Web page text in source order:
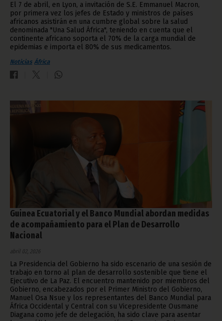
El 7 de abril, en Lyon, a invitación de S.E. Emmanuel Macron,
por primera vez los jefes de Estado y ministros de países
africanos asistirán en una cumbre global sobre la salud
denominada "Una Salud África", teniendo en cuenta que el
continente africano soporta el 70% de la carga mundial de
epidemias e importa el 80% de sus medicamentos.
Noticias África
Guinea Ecuatorial y el Banco Mundial abordan medidas
de acompañamiento para el Plan de Desarrollo
Nacional
abril 02, 2026
La Presidencia del Gobierno ha sido escenario de una sesión de
trabajo en torno al plan de desarrollo sostenible que tiene el
Ejecutivo de La Paz. El encuentro mantenido por miembros del
Gobierno, encabezados por el Primer Ministro del Gobierno,
Manuel Osa Nsue y los representantes del Banco Mundial para
África Occidental y Central con su Vicepresidente Ousmane
Diagana como jefe de delegación, ha sido clave para asentar